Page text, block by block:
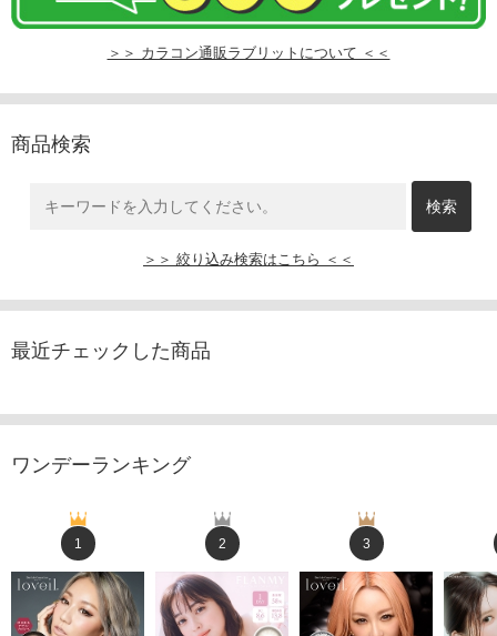
＞＞ カラコン通販ラブリットについて ＜＜
商品検索
＞＞ 絞り込み検索はこちら ＜＜
最近チェックした商品
ワンデーランキング
1 2 3